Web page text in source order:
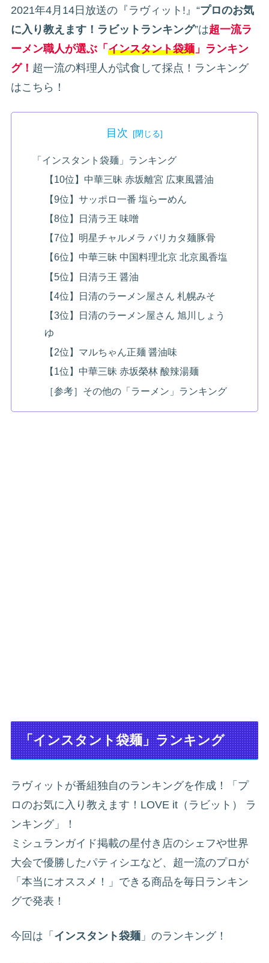
2021年4月14日放送の『ラヴィット!』“プロのお気
に入り教えます！ラビットランキング”は超一流ラ
ーメン職人が選ぶ「 インスタント袋麺 」ランキン
グ！ 超一流の料理人が試食して採点！ランキング
はこちら！
目次
「インスタント袋麺」ランキング
【10位】中華三昧 赤坂離宮 広東風醤油
【9位】サッポロ一番 塩らーめん
【8位】日清ラ王 味噌
【7位】明星チャルメラ バリカタ麺豚骨
【6位】中華三昧 中国料理北京 北京風香塩
【5位】日清ラ王 醤油
【4位】日清のラーメン屋さん 札幌みそ
【3位】日清のラーメン屋さん 旭川しょう
ゆ
【2位】マルちゃん正麺 醤油味
【1位】中華三昧 赤坂榮林 酸辣湯麺
［参考］その他の「ラーメン」ランキング
「インスタント袋麺」ランキング
ラヴィットが番組独自のランキングを作成！「プ
ロのお気に入り教えます！LOVE it（ラビット） ラ
ンキング」！
ミシュランガイド掲載の星付き店のシェフや世界
大会で優勝したパティシエなど、超一流のプロが
「本当にオススメ！」できる商品を毎日ランキン
グで発表！
今回は「 インスタント袋麺 」のランキング！